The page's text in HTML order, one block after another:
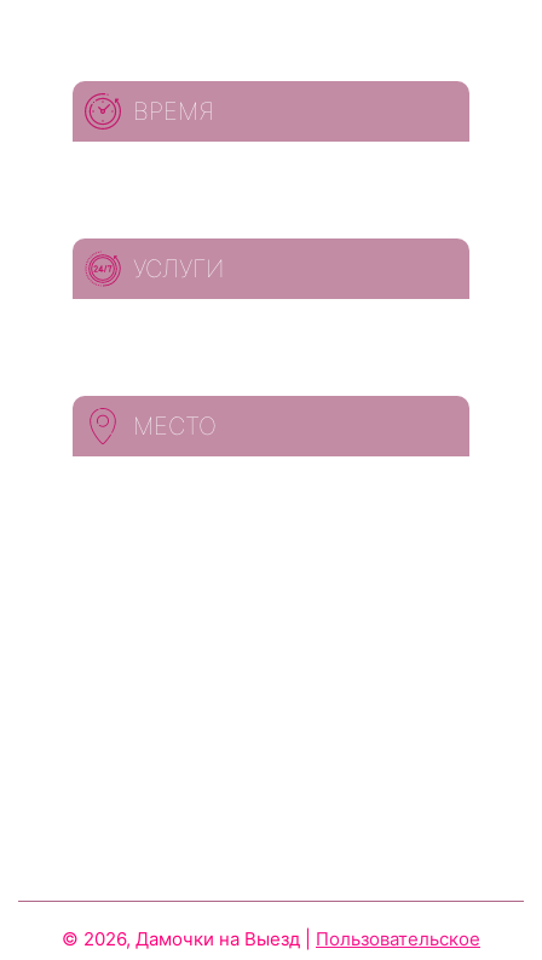
ВРЕМЯ
УСЛУГИ
МЕСТО
© 2026, Дамочки на Выезд
Пользовательское